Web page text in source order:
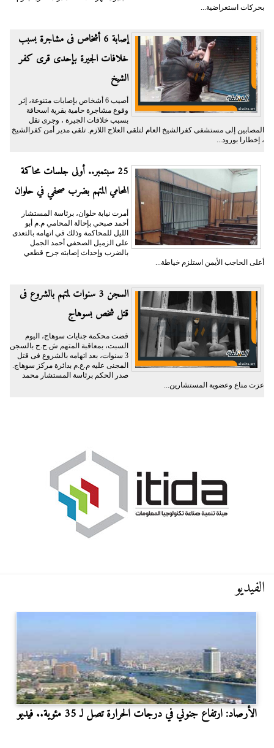
بحركات استعراضية...
إصابة 6 أشخاص فى مشاجرة بسبب
خلافات الجيرة بإحدى قرى كفر
الشيخ
أصيب 6 أشخاص بإصابات متنوعة، إثر
وقوع مشاجرة حامية بقرية اسحاقة
بسبب خلافات الجيرة ، وجرى نقل
المصابين إلى مستشفى كفرالشيخ العام لتلقى العلاج اللازم. تلقى مدير أمن كفرالشيخ
، إخطارا بورود...
25 سبتمبر.. أولى جلسات محاكمة
المحامي المتهم بضرب صحفي في حلوان
أمرت نيابة حلوان، برئاسة المستشار
أحمد صبحي بإحالة المحامي م.م أبو
الليل للمحاكمة وذلك في اتهامه بالتعدى
على الزميل الصحفي أحمد الجمل
بالضرب وإحداث إصابته جرح قطعي
أعلى الحاجب الأيمن استلزم خياطة...
السجن 3 سنوات لمتهم بالشروع فى
قتل شخص بسوهاج
قضت محكمة جنايات سوهاج، اليوم
السبت، بمعاقبة المتهم ش.ح.ح بالسجن
3 سنوات، بعد اتهامه بالشروع فى قتل
المجنى عليه م.ع.م بدائرة مركز سوهاج.
صدر الحكم برئاسة المستشار محمد
عزت مناع وعضوية المستشارين...
الفيديو
الأرصاد: ارتفاع جنوني في درجات الحرارة تصل لـ 35 مئوية.. فيديو